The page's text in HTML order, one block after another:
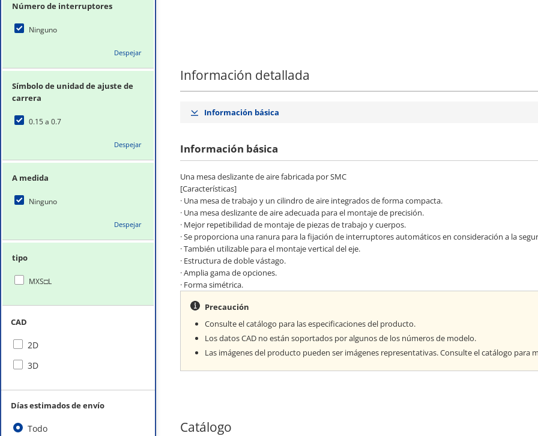
Número de interruptores
Ninguno
Despejar
Símbolo de unidad de ajuste de
carrera
0.15 a 0.7
Despejar
A medida
Ninguno
Despejar
tipo
MXS□L
CAD
2D
3D
Días estimados de envío
Todo
Información detallada
Información básica
Información básica
Una mesa deslizante de aire fabricada por SMC
[Características]
· Una mesa de trabajo y un cilindro de aire integrados de forma compacta.
· Una mesa deslizante de aire adecuada para el montaje de precisión.
· Mejor repetibilidad de montaje de piezas de trabajo y cuerpos.
· Se proporciona una ranura para la fijación de interruptores automáticos en consideración a la
· También utilizable para el montaje vertical del eje.
· Estructura de doble vástago.
· Amplia gama de opciones.
· Forma simétrica.
Precaución
Consulte el catálogo para las especificaciones del producto.
Los datos CAD no están soportados por algunos de los números de modelo.
Las imágenes del producto pueden ser imágenes representativas. Consulte el catálogo para
Catálogo